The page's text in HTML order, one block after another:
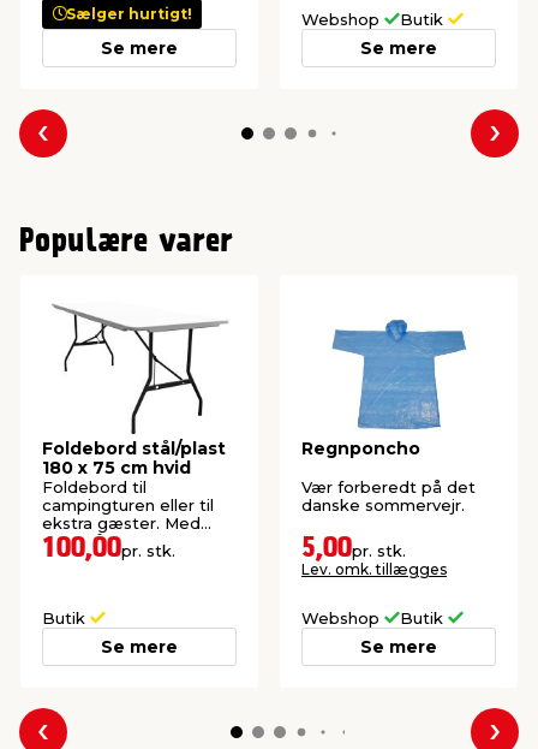
Sælger hurtigt!
Se mere
Webshop Butik
Se mere
Forrige
Populære varer
Foldebord stål/plast
180 x 75 cm hvid
Foldebord til
campingturen eller til
ekstra gæster. Med
bærehåndtag.
100,00pr. stk.
Butik
Se mere
Regnponcho
Vær forberedt på det
danske sommervejr.
5,00pr. stk.
Lev. omk. tillægges
Webshop Butik
Se mere